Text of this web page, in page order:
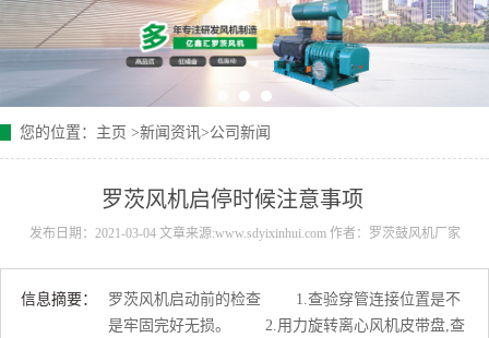
您的位置： 主页 >新闻资讯>公司新闻
罗茨风机启停时候注意事项
发布日期：2021-03-04 文章来源:www.sdyixinhui.com作者：罗茨鼓风机厂家
信息摘要：
罗茨风机启动前的检查 1.查验穿管连接位置是不
是牢固完好无损。 2.用力旋转离心风机皮带盘,查